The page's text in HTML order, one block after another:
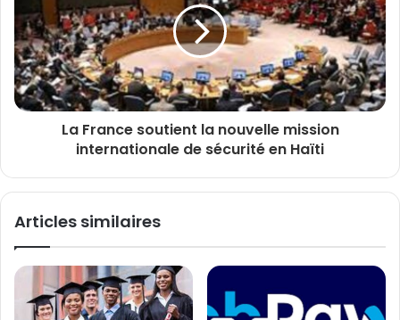
La France soutient la nouvelle mission
internationale de sécurité en Haïti
Articles similaires